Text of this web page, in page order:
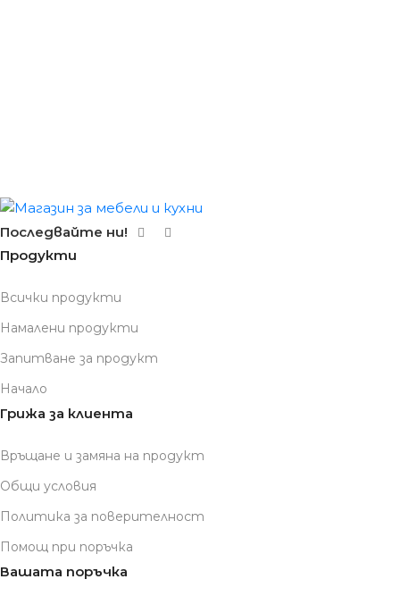
Последвайте ни!
Продукти
Всички продукти
Намалени продукти
Запитване за продукт
Начало
Грижа за клиента
Връщане и замяна на продукт
Общи условия
Политика за поверителност
Помощ при поръчка
Вашата поръчка